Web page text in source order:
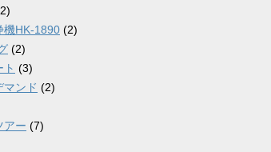
機HK-1890 (2)
(2)
(3)
マンド (2)
アー (7)